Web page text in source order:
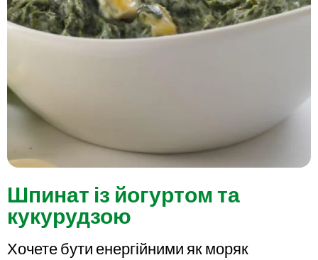
Шпинат із йогуртом та
кукурудзою
Хочете бути енергійними як моряк